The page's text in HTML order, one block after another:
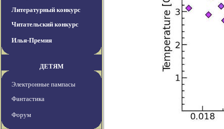
Литературный конкурс
Читательский конкурс
Илья-Премия
ДЕТЯМ
Электронные пампасы
Фантастика
Форум